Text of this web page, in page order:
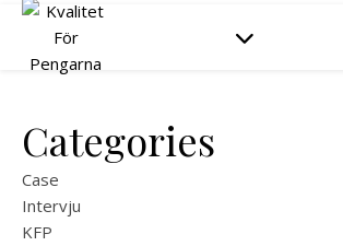
Categories
Case
Intervju
KFP